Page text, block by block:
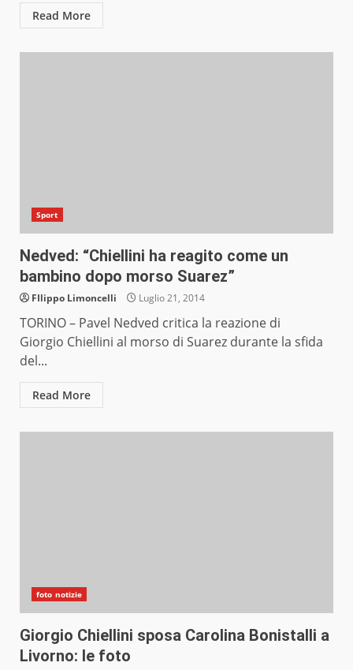
Read More
Sport
Nedved: “Chiellini ha reagito come un
bambino dopo morso Suarez”
FIlippo Limoncelli Luglio 21, 2014
TORINO – Pavel Nedved critica la reazione di
Giorgio Chiellini al morso di Suarez durante la sfida
del...
Read More
foto notizie
Giorgio Chiellini sposa Carolina Bonistalli a
Livorno: le foto